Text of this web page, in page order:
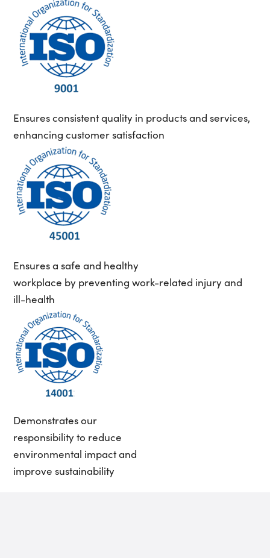
Ensures consistent quality in products and services,
enhancing customer satisfaction
Ensures a safe and healthy
workplace by preventing work-related injury and
ill-health
Demonstrates our
responsibility to reduce
environmental impact and
improve sustainability